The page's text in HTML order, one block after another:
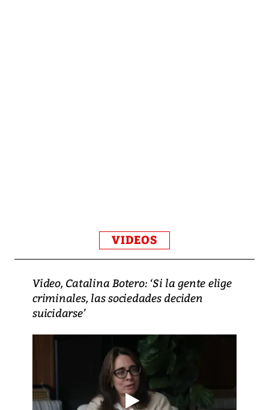
VIDEOS
Video, Catalina Botero: ‘Si la gente elige
criminales, las sociedades deciden
suicidarse’